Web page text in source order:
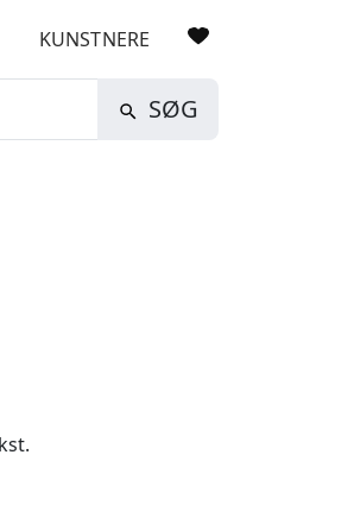
KUNSTNERE
SØG